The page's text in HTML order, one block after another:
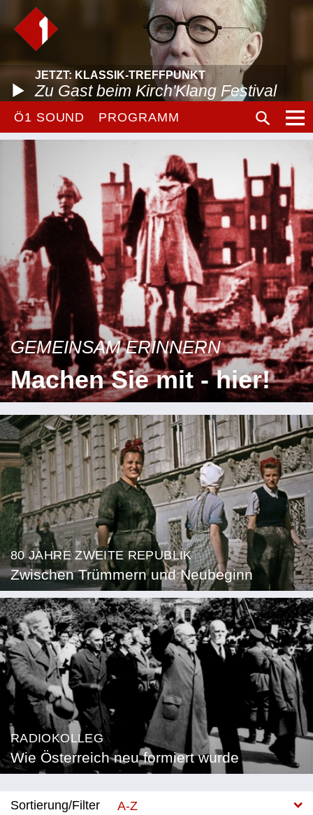
JETZT: KLASSIK-TREFFPUNKT
Zu Gast beim Kirch'Klang Festival
Ö1 SOUND PROGRAMM
GEMEINSAM ERINNERN
Machen Sie mit - hier!
80 JAHRE ZWEITE REPUBLIK
Zwischen Trümmern und Neubeginn
RADIOKOLLEG
Wie Österreich neu formiert wurde
Sortierung/Filter
A-Z